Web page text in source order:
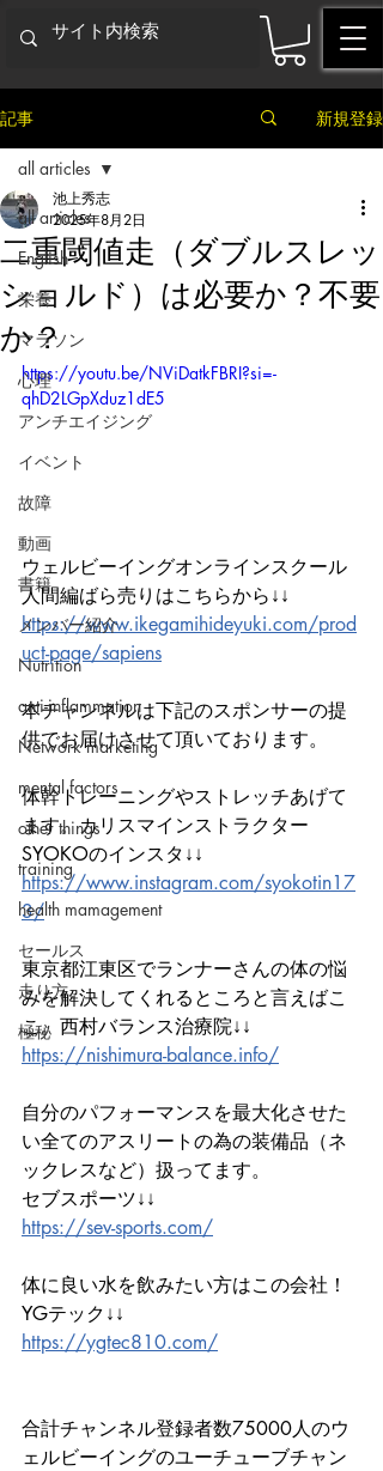
記事 新規登録
all articles
English
栄養
マラソン
心理
アンチエイジング
イベント
故障
動画
書籍
メンバー紹介
Nutrition
anti-inflammation
Network marketing
mental factors
other things
training
health mamagement
セールス
走り方
極秘
all articles
二重閾値走（ダブルスレッ
ショルド）は必要か？不要
か？
池上秀志
2025年8月2日
https://youtu.be/NViDatkFBRI?si=-
qhD2LGpXduz1dE5
ウェルビーイングオンラインスクール
人間編ばら売りはこちらから↓↓
https://www.ikegamihideyuki.com/prod
uct-page/sapiens
本チャンネルは下記のスポンサーの提
供でお届けさせて頂いております。
体幹トレーニングやストレッチあげて
ます。カリスマインストラクター
SYOKOのインスタ↓↓
https://www.instagram.com/syokotin17
3/
東京都江東区でランナーさんの体の悩
みを解決してくれるところと言えばこ
こ。西村バランス治療院↓↓
https://nishimura-balance.info/
自分のパフォーマンスを最大化させた
い全てのアスリートの為の装備品（ネ
ックレスなど）扱ってます。
セブスポーツ↓↓
https://sev-sports.com/
体に良い水を飲みたい方はこの会社！
YGテック↓↓
https://ygtec810.com/
合計チャンネル登録者数75000人のウ
ェルビーイングのユーチューブチャン